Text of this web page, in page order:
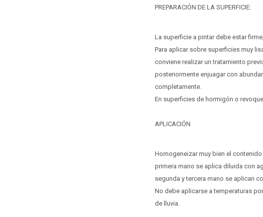
PREPARACIÓN DE LA SUPERFICIE:
La superficie a pintar debe estar
Para aplicar sobre superficies muy
conviene realizar un tratamiento
posteriormente enjuagar con
completamente.
En superficies de hormigón o
APLICACIÓN
Homogeneizar muy bien el
primera mano se aplica diluida con
segunda y tercera mano se aplican
No debe aplicarse a temperaturas
de lluvia.